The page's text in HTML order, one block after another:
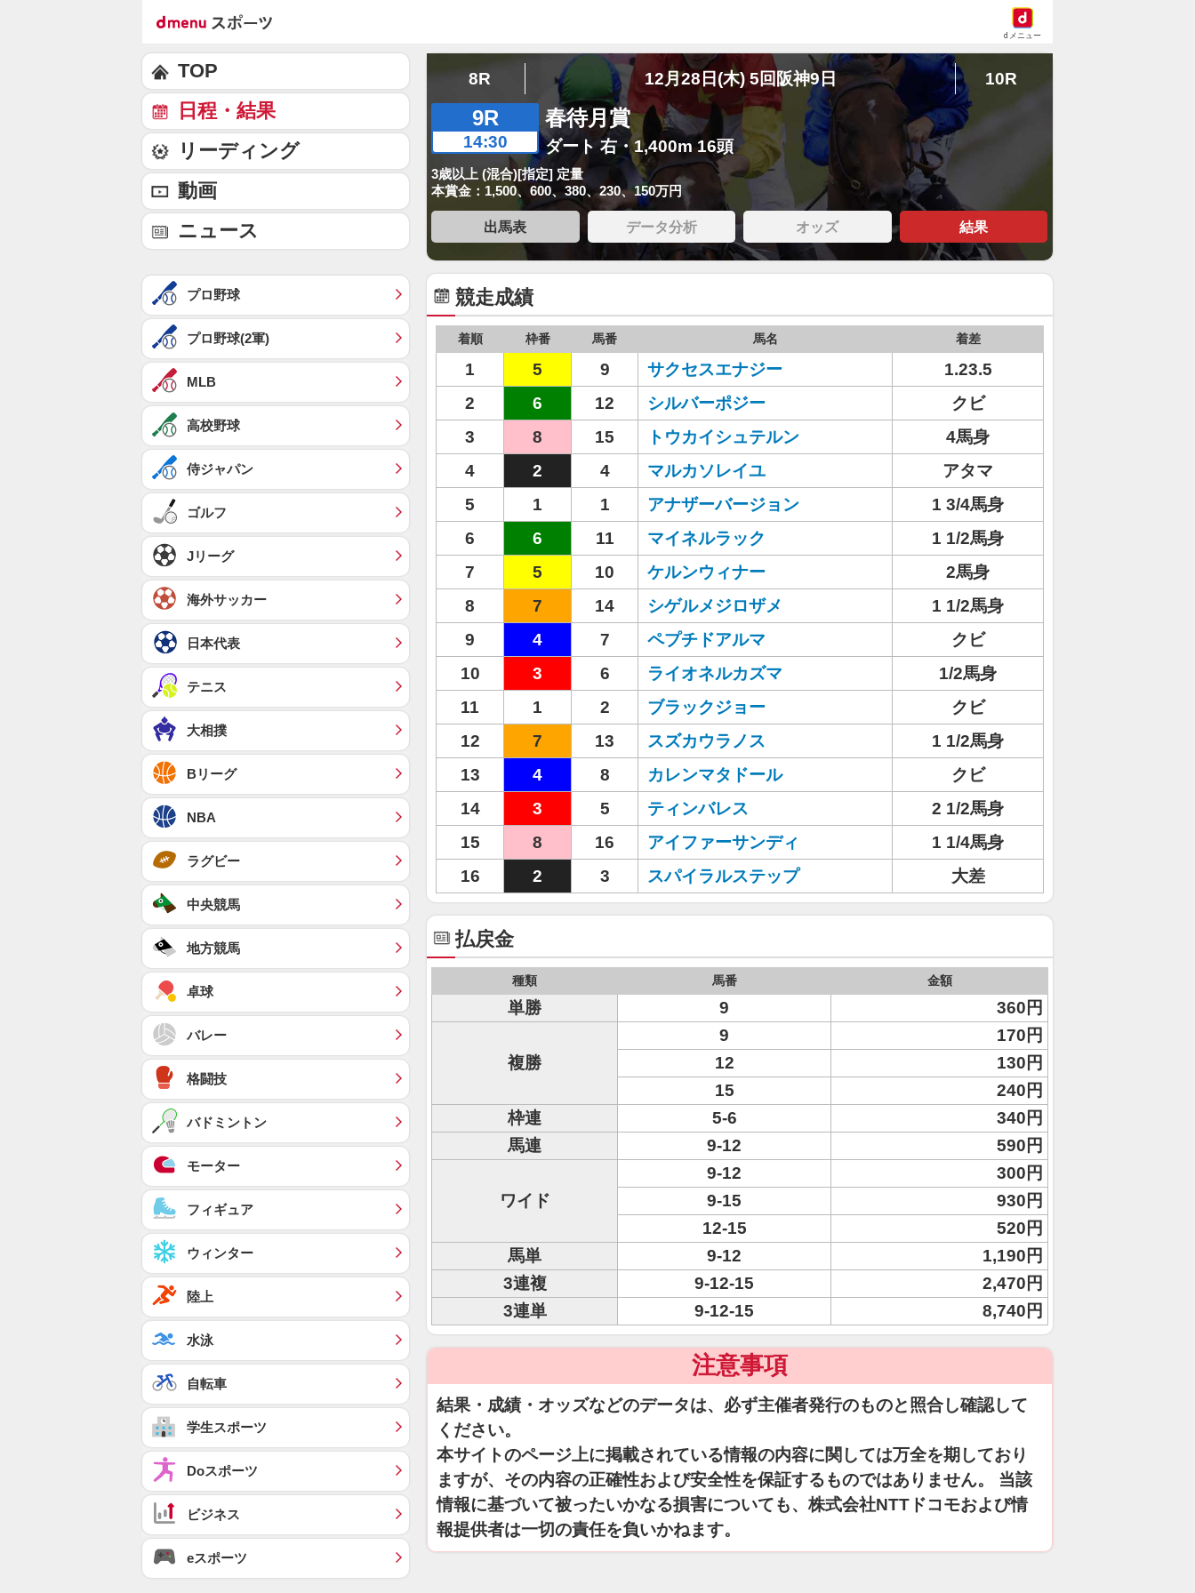
dメニュー
8R 12月28日(木) 5回阪神9日 10R
9R
14:30
春待月賞
ダート 右・1,400m 16頭
3歳以上 (混合)[指定] 定量
本賞金：1,500、600、380、230、150万円
出馬表 データ分析 オッズ 結果
競走成績
着順 枠番 馬番 馬名 着差
1 5 9 サクセスエナジー
1.23.5
2
6 12 シルバーポジー
クビ
3
8 15 トウカイシュテルン
4馬身
4
2 4 マルカソレイユ
アタマ
5
1 1 アナザーバージョン
1 3/4馬身
6
6 11 マイネルラック
1 1/2馬身
7
5 10 ケルンウィナー
2馬身
8
7 14 シゲルメジロザメ
1 1/2馬身
9
4 7 ペプチドアルマ
クビ
10
3 6 ライオネルカズマ
1/2馬身
11
1 2 ブラックジョー
クビ
12
7 13 スズカウラノス
1 1/2馬身
13
4 8 カレンマタドール
クビ
14
3 5 ティンバレス
2 1/2馬身
15
8 16 アイファーサンディ
1 1/4馬身
16
2 3 スパイラルステップ 大差
払戻金
種類 馬番 金額
単勝 9 360円
複勝
9
170円
12
130円
15
240円
枠連
5-6
340円
馬連
9-12 590円
ワイド
9-12
300円
9-15
930円
12-15
520円
馬単
9-12
1,190円
3連複
9-12-15
2,470円
3連単
9-12-15 8,740円
注意事項
結果・成績・オッズなどのデータは、必ず主催者発行のものと照合し確認して
ください。
本サイトのページ上に掲載されている情報の内容に関しては万全を期しており
ますが、その内容の正確性および安全性を保証するものではありません。 当該
情報に基づいて被ったいかなる損害についても、株式会社NTTドコモおよび情
報提供者は一切の責任を負いかねます。
TOP
日程・結果
リーディング
動画
ニュース
プロ野球
プロ野球(2軍)
MLB
高校野球
侍ジャパン
ゴルフ
Jリーグ
海外サッカー
日本代表
テニス
大相撲
Bリーグ
NBA
ラグビー
中央競馬
地方競馬
卓球
バレー
格闘技
バドミントン
モーター
フィギュア
ウィンター
陸上
水泳
自転車
学生スポーツ
Doスポーツ
ビジネス
eスポーツ